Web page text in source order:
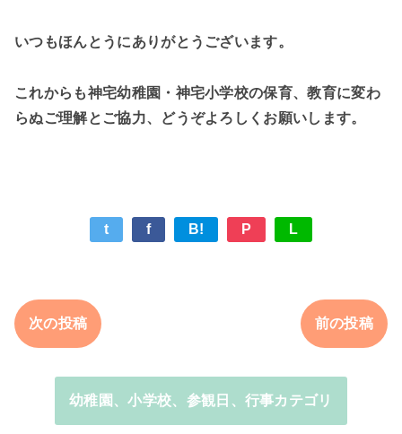
いつもほんとうにありがとうございます。
これからも神宅幼稚園・神宅小学校の保育、教育に変わ
らぬご理解とご協力、どうぞよろしくお願いします。
t f B! P L
次の投稿 前の投稿
幼稚園、小学校、参観日、行事カテゴリ